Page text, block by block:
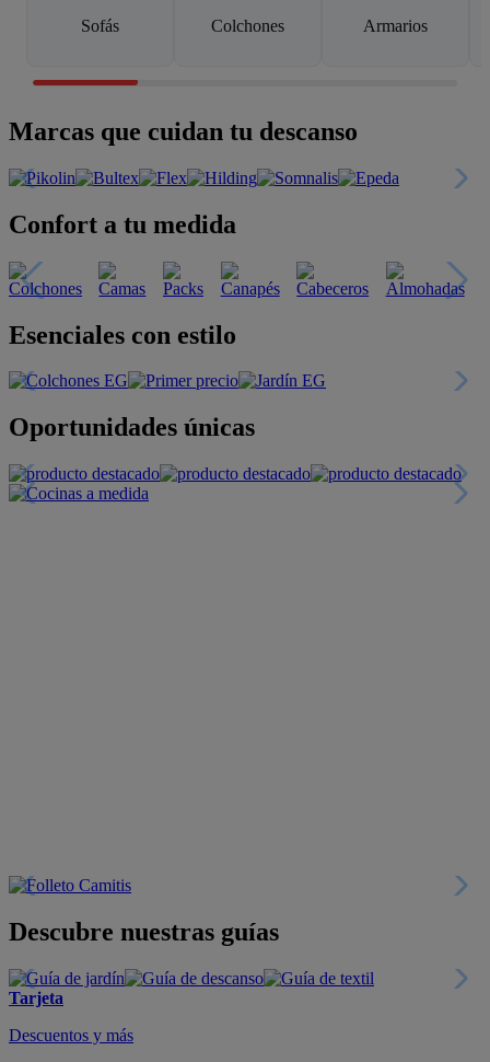
Sofás Colchones Armarios
Marcas que cuidan tu descanso
Confort a tu medida
Esenciales con estilo
Oportunidades únicas
Descubre nuestras guías
Tarjeta
Descuentos y más